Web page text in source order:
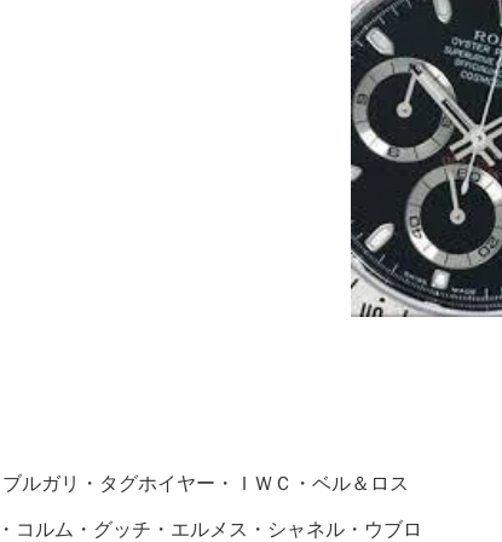
ブルガリ・タグホイヤー・ＩＷＣ・ベル＆ロス
コルム・グッチ・エルメス・シャネル・ウブロ